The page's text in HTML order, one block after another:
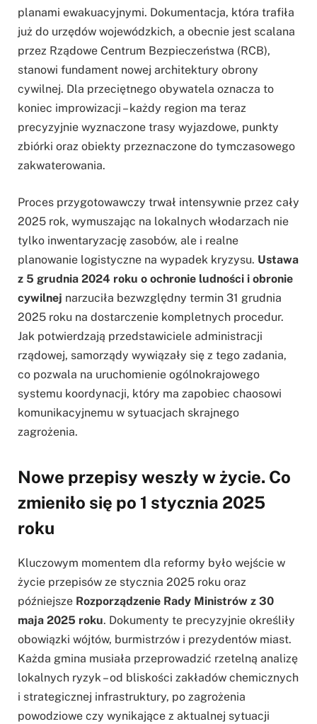
planami ewakuacyjnymi. Dokumentacja, która trafiła
już do urzędów wojewódzkich, a obecnie jest scalana
przez Rządowe Centrum Bezpieczeństwa (RCB),
stanowi fundament nowej architektury obrony
cywilnej. Dla przeciętnego obywatela oznacza to
koniec improwizacji – każdy region ma teraz
precyzyjnie wyznaczone trasy wyjazdowe, punkty
zbiórki oraz obiekty przeznaczone do tymczasowego
zakwaterowania.
Proces przygotowawczy trwał intensywnie przez cały
2025 rok, wymuszając na lokalnych włodarzach nie
tylko inwentaryzację zasobów, ale i realne
planowanie logistyczne na wypadek kryzysu. Ustawa
z 5 grudnia 2024 roku o ochronie ludności i obronie
cywilnej narzuciła bezwzględny termin 31 grudnia
2025 roku na dostarczenie kompletnych procedur.
Jak potwierdzają przedstawiciele administracji
rządowej, samorządy wywiązały się z tego zadania,
co pozwala na uruchomienie ogólnokrajowego
systemu koordynacji, który ma zapobiec chaosowi
komunikacyjnemu w sytuacjach skrajnego
zagrożenia.
Nowe przepisy weszły w życie. Co
zmieniło się po 1 stycznia 2025
roku
Kluczowym momentem dla reformy było wejście w
życie przepisów ze stycznia 2025 roku oraz
późniejsze Rozporządzenie Rady Ministrów z 30
maja 2025 roku. Dokumenty te precyzyjnie określiły
obowiązki wójtów, burmistrzów i prezydentów miast.
Każda gmina musiała przeprowadzić rzetelną analizę
lokalnych ryzyk – od bliskości zakładów chemicznych
i strategicznej infrastruktury, po zagrożenia
powodziowe czy wynikające z aktualnej sytuacji